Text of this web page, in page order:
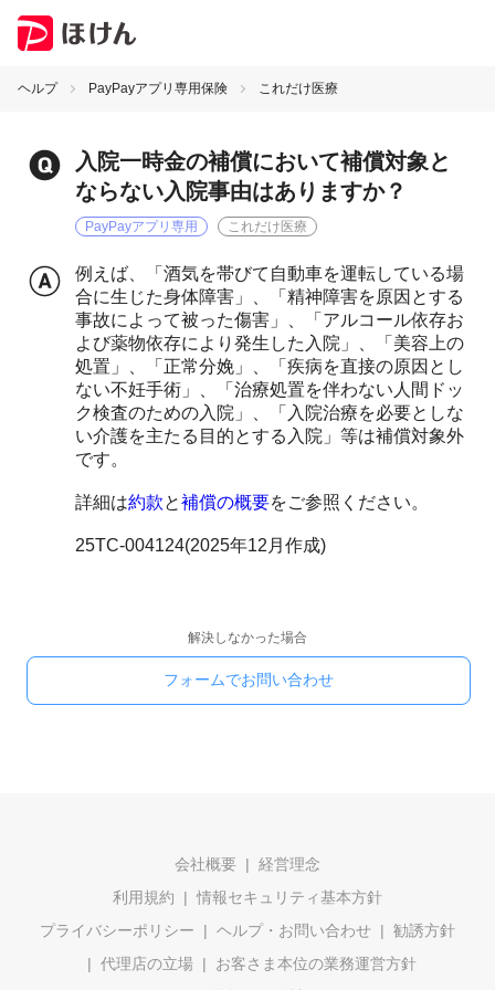
ヘルプ PayPayアプリ専用保険 これだけ医療
入院一時金の補償において補償対象と
ならない入院事由はありますか？
PayPayアプリ専用 これだけ医療
例えば、「酒気を帯びて自動車を運転している場
合に生じた身体障害」、「精神障害を原因とする
事故によって被った傷害」、「アルコール依存お
よび薬物依存により発生した入院」、「美容上の
処置」、「正常分娩」、「疾病を直接の原因とし
ない不妊手術」、「治療処置を伴わない人間ドッ
ク検査のための入院」、「入院治療を必要としな
い介護を主たる目的とする入院」等は補償対象外
です。
詳細は約款と補償の概要をご参照ください。
25TC-004124(2025年12月作成)
解決しなかった場合
フォームでお問い合わせ
会社概要
経営理念
利用規約
情報セキュリティ基本方針
プライバシーポリシー
ヘルプ・お問い合わせ
勧誘方針
代理店の立場
お客さま本位の業務運営方針